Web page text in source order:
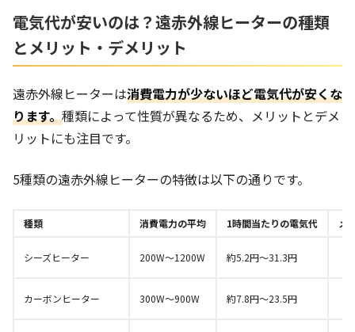
電気代が安いのは？遠赤外線ヒーターの種類
とメリット・デメリット
遠赤外線ヒーターは消費電力が少ないほど電気代が安くな
ります。種類によって性質が異なるため、メリットとデメ
リットにも注目です。
5種類の遠赤外線ヒーターの特徴は以下の通りです。
種類 消費電力の平均 1時間当たりの電気代 メ
シーズヒーター 200W～1200W 約5.2円～31.3円
カーボンヒーター 300W～900W 約7.8円～23.5円